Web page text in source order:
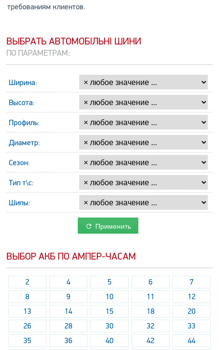
требованиям клиентов.
ВЫБРАТЬ АВТОМОБІЛЬНІ ШИНИ
ПО ПАРАМЕТРАМ:
Ширина:
Высота:
Профиль:
Диаметр:
Сезон:
Тип т\с:
Шипы:
Применить
ВЫБОР АКБ ПО АМПЕР-ЧАСАМ
2 4 5 6
7
8
9 10 11
12
13
14 15 18
20
26
28 30 32
33
35
36 40 42
44